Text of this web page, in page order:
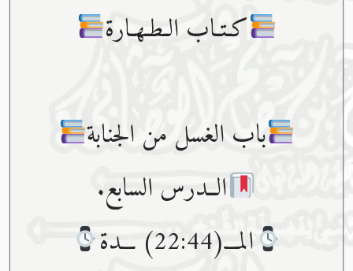
كـتـاب الـطـهـارة
باب الغسل من الجنابة
الــدرس السابع.
المـــ(22:44) ـــدة